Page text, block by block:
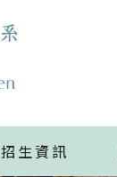
招生資訊